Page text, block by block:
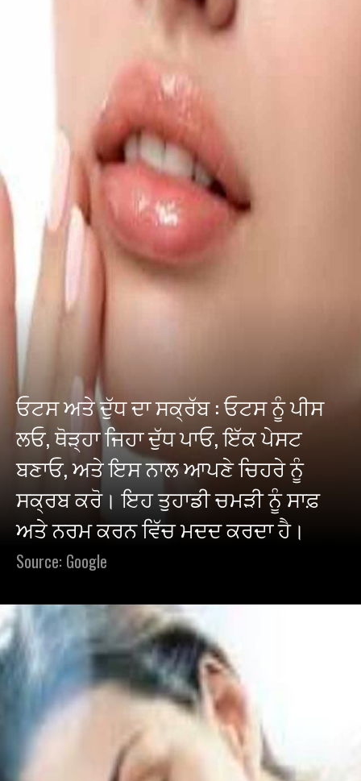
ਓਟਸ ਅਤੇ ਦੁੱਧ ਦਾ ਸਕ੍ਰੱਬ : ਓਟਸ ਨੂੰ ਪੀਸ
ਲਓ, ਥੋੜ੍ਹਾ ਜਿਹਾ ਦੁੱਧ ਪਾਓ, ਇੱਕ ਪੇਸਟ
ਬਣਾਓ, ਅਤੇ ਇਸ ਨਾਲ ਆਪਣੇ ਚਿਹਰੇ ਨੂੰ
ਸਕ੍ਰਬ ਕਰੋ। ਇਹ ਤੁਹਾਡੀ ਚਮੜੀ ਨੂੰ ਸਾਫ਼
ਅਤੇ ਨਰਮ ਕਰਨ ਵਿੱਚ ਮਦਦ ਕਰਦਾ ਹੈ।
Source: Google